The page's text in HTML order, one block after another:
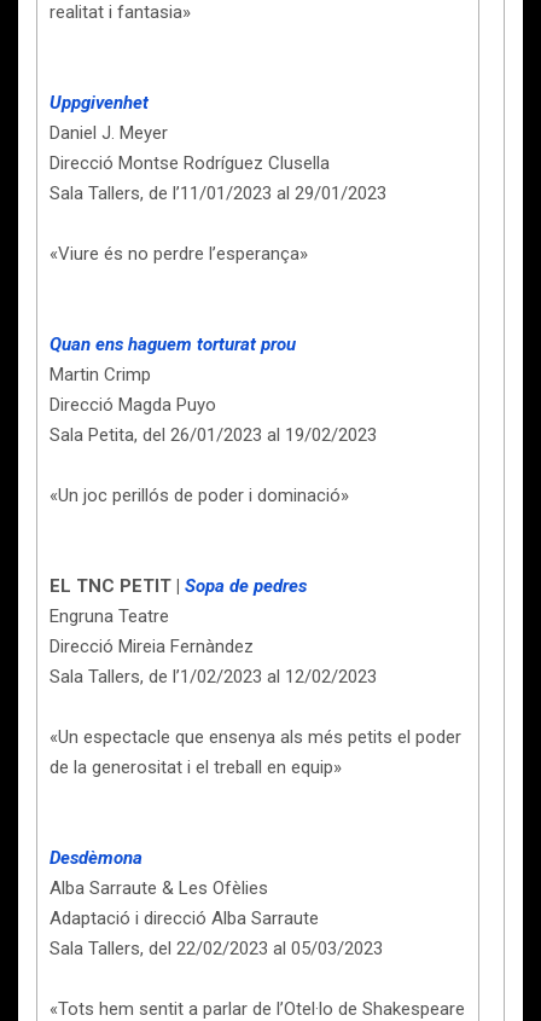
realitat i fantasia»
Uppgivenhet
Daniel J. Meyer
Direcció Montse Rodríguez Clusella
Sala Tallers, de l’11/01/2023 al 29/01/2023
«Viure és no perdre l’esperança»
Quan ens haguem torturat prou
Martin Crimp
Direcció Magda Puyo
Sala Petita, del 26/01/2023 al 19/02/2023
«Un joc perillós de poder i dominació»
EL TNC PETIT | Sopa de pedres
Engruna Teatre
Direcció Mireia Fernàndez
Sala Tallers, de l’1/02/2023 al 12/02/2023
«Un espectacle que ensenya als més petits el poder
de la generositat i el treball en equip»
Desdèmona
Alba Sarraute & Les Ofèlies
Adaptació i direcció Alba Sarraute
Sala Tallers, del 22/02/2023 al 05/03/2023
«Tots hem sentit a parlar de l’Otel·lo de Shakespeare